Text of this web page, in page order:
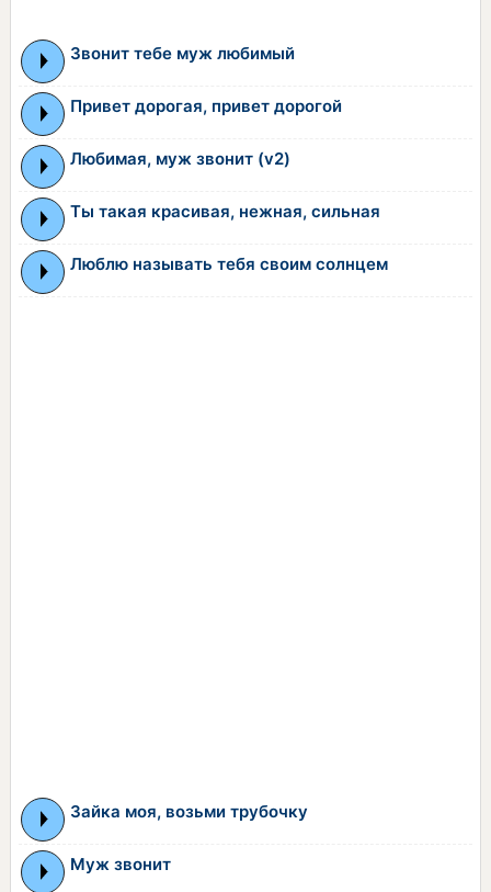
Звонит тебе муж любимый
Привет дорогая, привет дорогой
Любимая, муж звонит (v2)
Ты такая красивая, нежная, сильная
Люблю называть тебя своим солнцем
Зайка моя, возьми трубочку
Муж звонит